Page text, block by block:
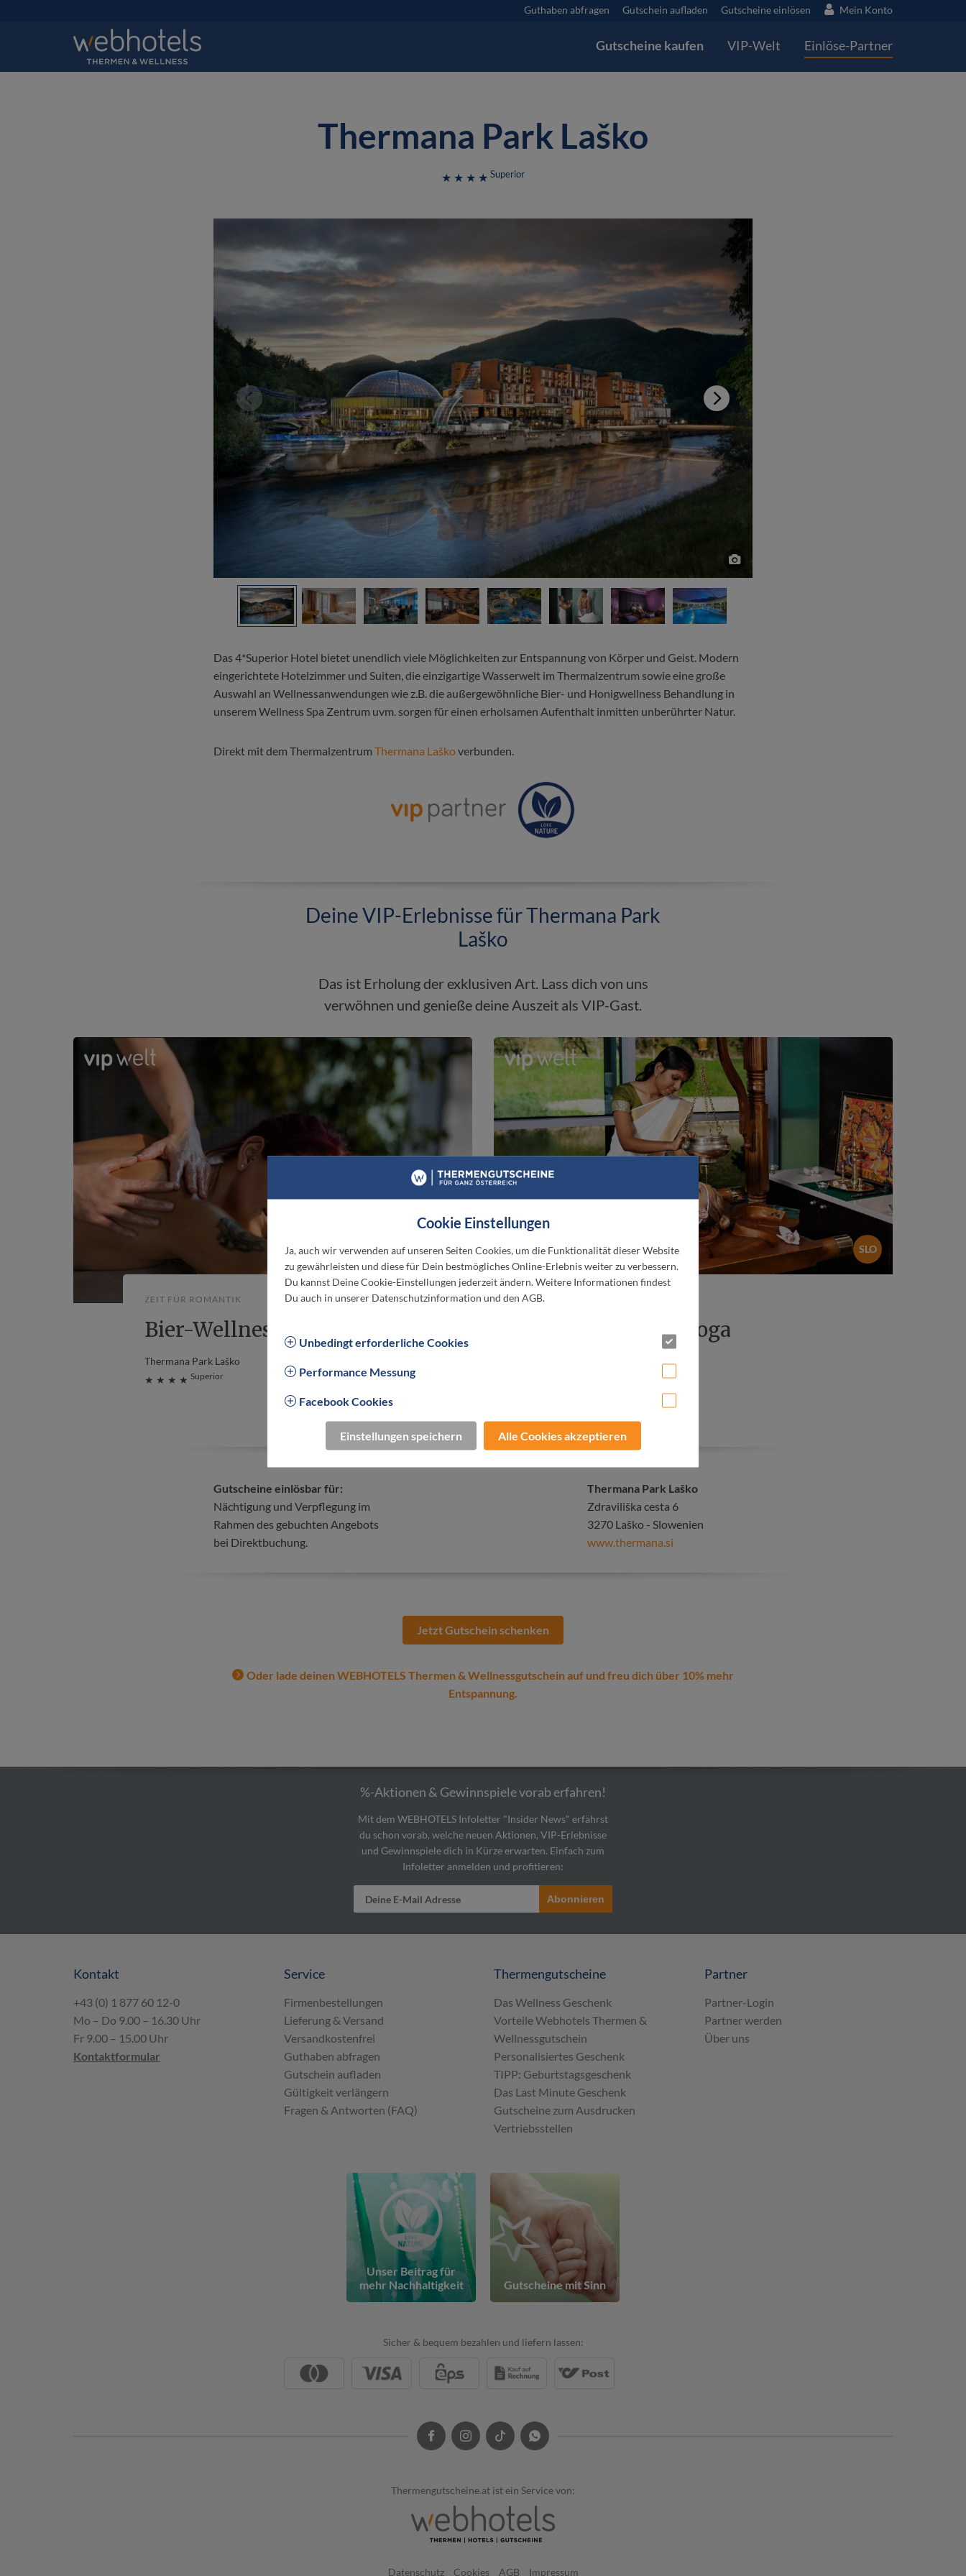
Gutscheine kaufen VIP-Welt Einlöse-Partner
Guthaben abfragen Gutschein aufladen Gutscheine einlösen Mein Konto
Thermana Park Laško
★ ★ ★ ★ Superior
Das 4*Superior Hotel bietet unendlich viele Möglichkeiten zur Entspannung von Körper und Geist. Modern
eingerichtete Hotelzimmer und Suiten, die einzigartige Wasserwelt im Thermalzentrum sowie eine große
Auswahl an Wellnessanwendungen wie z.B. die außergewöhnliche Bier- und Honigwellness Behandlung in
unserem Wellness Spa Zentrum uvm. sorgen für einen erholsamen Aufenthalt inmitten unberührter Natur.
Direkt mit dem Thermalzentrum Thermana Laškoverbunden.
Deine VIP-Erlebnisse für Thermana Park
Laško
Das ist Erholung der exklusiven Art. Lass dich von uns
verwöhnen und genieße deine Auszeit als VIP-Gast.
SLO
ZEIT FÜR ROMANTIK
Bier-Wellness
Thermana Park Laško
★ ★ ★ ★Superior
SLO
Ayurveda & Yoga
Gutscheine einlösbar für:
Nächtigung und Verpflegung im
Rahmen des gebuchten Angebots
bei Direktbuchung.
Thermana Park Laško
Zdraviliška cesta 6
3270 Laško - Slowenien
www.thermana.si
Jetzt Gutschein schenken
Oder lade deinen WEBHOTELS Thermen & Wellnessgutschein auf und freu dich über 10% mehr
Entspannung.
%-Aktionen & Gewinnspiele vorab erfahren!
Mit dem WEBHOTELS Infoletter "Insider News" erfährst
du schon vorab, welche neuen Aktionen, VIP-Erlebnisse
und Gewinnspiele dich in Kürze erwarten. Einfach zum
Infoletter anmelden und profitieren:
Abonnieren
Kontakt
+43 (0) 1 877 60 12-0
Mo – Do 9.00 – 16.30 Uhr
Fr 9.00 – 15.00 Uhr
Kontaktformular
Service
Firmenbestellungen
Lieferung & Versand
Versandkostenfrei
Guthaben abfragen
Gutschein aufladen
Gültigkeit verlängern
Fragen & Antworten (FAQ)
Thermengutscheine
Das Wellness Geschenk
Vorteile Webhotels Thermen &
Wellnessgutschein
Personalisiertes Geschenk
TIPP: Geburtstagsgeschenk
Das Last Minute Geschenk
Gutscheine zum Ausdrucken
Vertriebsstellen
Partner
Partner-Login
Partner werden
Über uns
Unser Beitrag für
mehr Nachhaltigkeit
Gutscheine mit Sinn
Sicher & bequem bezahlen und liefern lassen:
Thermengutscheine.at ist ein Service von:
Datenschutz Cookies AGB Impressum
Cookie Einstellungen
Ja, auch wir verwenden auf unseren Seiten Cookies, um die Funktionalität dieser Website
zu gewährleisten und diese für Dein bestmögliches Online-Erlebnis weiter zu verbessern.
Du kannst Deine Cookie-Einstellungen jederzeit ändern. Weitere Informationen findest
Du auch in unserer Datenschutzinformation und den AGB.
Unbedingt erforderliche Cookies
Performance Messung
Facebook Cookies
Einstellungen speichern Alle Cookies akzeptieren